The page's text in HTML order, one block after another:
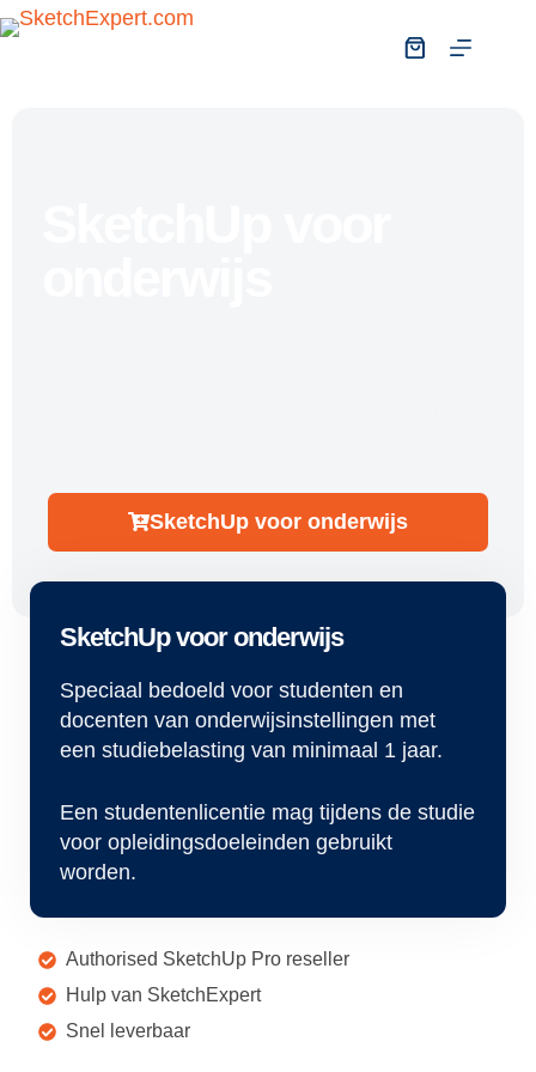
SketchUp voor onderwijs
Authorised SketchUp Pro reseller
Hulp van SketchExpert
Snel leverbaar
SketchUp voor onderwijs
Speciaal bedoeld voor studenten en
docenten van onderwijsinstellingen met
een studiebelasting van minimaal 1 jaar.
Een studentenlicentie mag tijdens de studie
voor opleidingsdoeleinden gebruikt
worden.